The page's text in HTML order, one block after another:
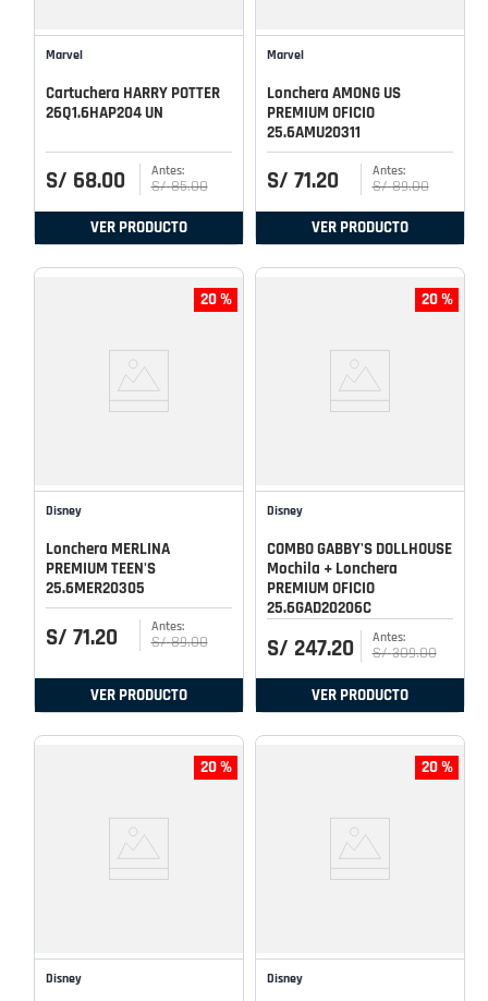
Marvel
Cartuchera HARRY POTTER
26Q1.6HAP204 UN
S/ 68.00 S/ 85.00
VER PRODUCTO
Marvel
Lonchera AMONG US
PREMIUM OFICIO
25.6AMU20311
S/ 71.20 S/ 89.00
VER PRODUCTO
20 %
Disney
Lonchera MERLINA
PREMIUM TEEN'S
25.6MER20305
S/ 71.20 S/ 89.00
VER PRODUCTO
20 %
Disney
COMBO GABBY'S DOLLHOUSE
Mochila + Lonchera
PREMIUM OFICIO
25.6GAD20206C
S/ 247.20 S/ 309.00
VER PRODUCTO
20 %
Disney
20 %
Disney